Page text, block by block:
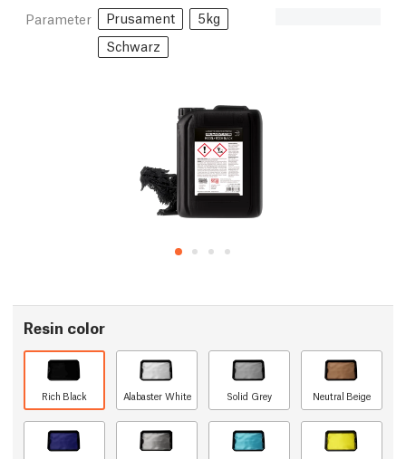
Parameter Prusament
5kg
Schwarz
Resin color
Rich Black Alabaster White Solid Grey Neutral Beige